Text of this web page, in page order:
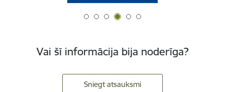
Vai šī informācija bija noderīga?
Sniegt atsauksmi